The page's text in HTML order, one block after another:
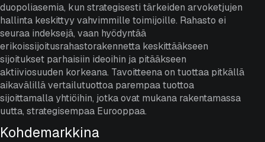
duopoliasemia, kun strategisesti tärkeiden arvoketjujen
hallinta keskittyy vahvimmille toimijoille. Rahasto ei
seuraa indeksejä, vaan hyödyntää
erikoissijoitusrahastorakennetta keskittääkseen
sijoitukset parhaisiin ideoihin ja pitääkseen
aktiiviosuuden korkeana. Tavoitteena on tuottaa pitkällä
aikavälillä vertailutuottoa parempaa tuottoa
sijoittamalla yhtiöihin, jotka ovat mukana rakentamassa
uutta, strategisempaa Eurooppaa.
Kohdemarkkina